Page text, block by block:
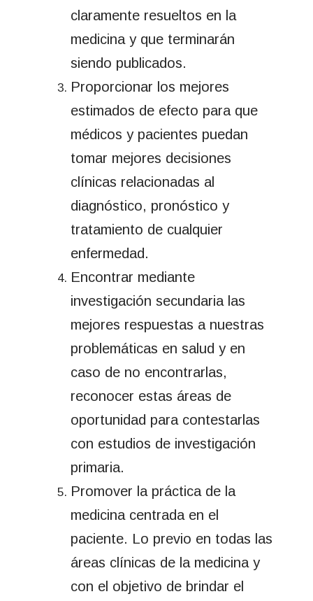
claramente resueltos en la
medicina y que terminarán
siendo publicados.
Proporcionar los mejores
estimados de efecto para que
médicos y pacientes puedan
tomar mejores decisiones
clínicas relacionadas al
diagnóstico, pronóstico y
tratamiento de cualquier
enfermedad.
Encontrar mediante
investigación secundaria las
mejores respuestas a nuestras
problemáticas en salud y en
caso de no encontrarlas,
reconocer estas áreas de
oportunidad para contestarlas
con estudios de investigación
primaria.
Promover la práctica de la
medicina centrada en el
paciente. Lo previo en todas las
áreas clínicas de la medicina y
con el objetivo de brindar el